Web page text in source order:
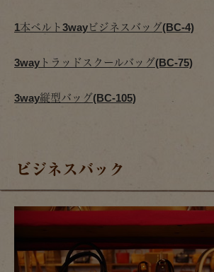
1本ベルト3wayビジネスバッグ(BC-4)
3wayトラッドスクールバッグ(BC-75)
3way縦型バッグ(BC-105)
ビジネスバック